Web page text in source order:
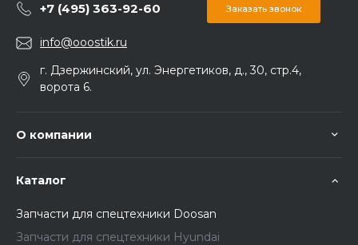
+7 (495) 363-92-60 Заказать звонок
info@ooostik.ru
г. Дзержинский, ул. Энергетиков, д., 30, стр.4,
ворота 6.
О компании
Каталог
Запчасти для спецтехники Doosan
Запчасти для спецтехники Hyundai